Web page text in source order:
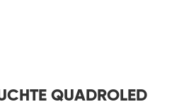
QUADROLED